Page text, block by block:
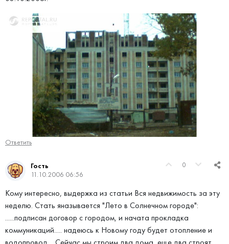
Ответить
0
Гость
11.10.2006 06:56
Кому интересно, выдержка из статьи Вся недвижимость за эту
неделю. Стать яназывается "Лето в Солнечном городе":
......подписан договор с городом, и начата прокладка
коммуникаций..... надеюсь к Новому году будет отопление и